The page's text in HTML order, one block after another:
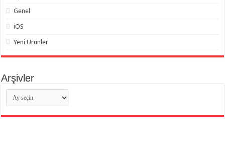
Genel
iOS
Yeni Ürünler
Arşivler
Arşivler